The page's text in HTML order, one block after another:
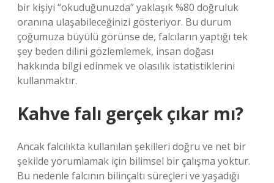
bir kişiyi “okuduğunuzda” yaklaşık %80 doğruluk
oranına ulaşabileceğinizi gösteriyor. Bu durum
çoğumuza büyülü görünse de, falcıların yaptığı tek
şey beden dilini gözlemlemek, insan doğası
hakkında bilgi edinmek ve olasılık istatistiklerini
kullanmaktır.
Kahve falı gerçek çıkar mı?
Ancak falcılıkta kullanılan şekilleri doğru ve net bir
şekilde yorumlamak için bilimsel bir çalışma yoktur.
Bu nedenle falcının bilinçaltı süreçleri ve yaşadığı